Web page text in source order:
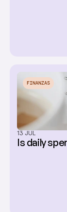
FINANZAS
13 JUL
Is daily